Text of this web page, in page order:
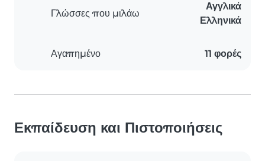
Γλώσσες που μιλάω
Αγγλικά
Ελληνικά
Αγαπημένο 11 φορές
Εκπαίδευση και Πιστοποιήσεις